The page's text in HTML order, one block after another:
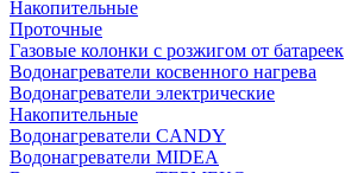
Накопительные
Проточные
Газовые колонки с розжигом от батареек
Водонагреватели косвенного нагрева
Водонагреватели электрические
Накопительные
Водонагреватели CANDY
Водонагреватели MIDEA